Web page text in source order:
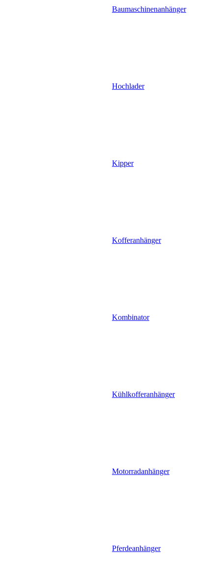
Baumaschinenanhänger
Hochlader
Kipper
Kofferanhänger
Kombinator
Kühlkofferanhänger
Motorradanhänger
Pferdeanhänger